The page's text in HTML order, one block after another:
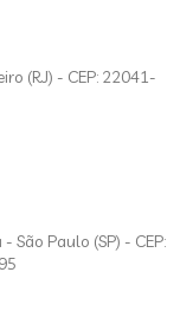
(RJ) - CEP: 22041-
Paulo (SP) - CEP: